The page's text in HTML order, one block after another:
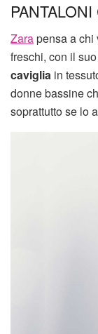
Zarapensa a chi
freschi, con il
caviglia in
donne bassine
soprattutto se lo